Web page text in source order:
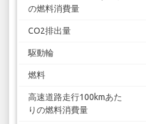
の燃料消費量
CO2排出量
駆動輪
燃料
高速道路走行100kmあた
りの燃料消費量